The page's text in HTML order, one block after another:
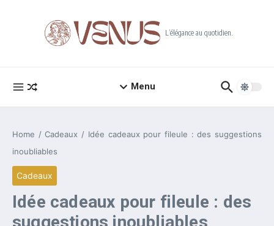
L’élégance au quotidien.
Menu
Home /Cadeaux / Idée cadeaux pour fileule : des suggestions
inoubliables
Cadeaux
Idée cadeaux pour fileule : des
suggestions inoubliables